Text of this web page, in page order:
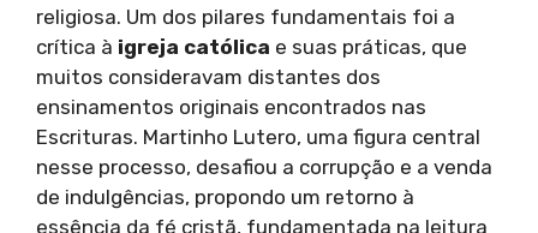
religiosa. Um dos pilares fundamentais foi a
crítica à igreja católica e suas práticas, que
muitos consideravam distantes dos
ensinamentos originais encontrados nas
Escrituras. Martinho Lutero, uma figura central
nesse processo, desafiou a corrupção e a venda
de indulgências, propondo um retorno à
essência da fé cristã, fundamentada na leitura